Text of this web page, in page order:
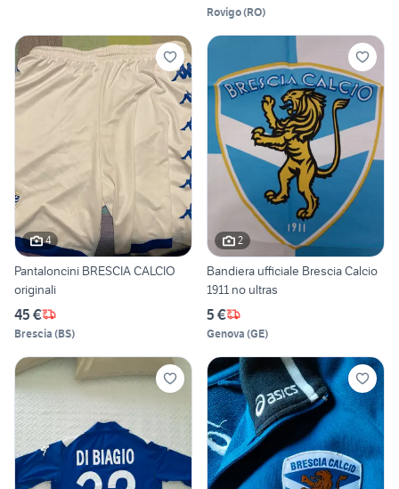
Rovigo(RO)
4
Pantaloncini BRESCIA CALCIO
originali
45 €
Brescia (BS)
2
Bandiera ufficiale Brescia Calcio
1911 no ultras
5 €
Genova (GE)